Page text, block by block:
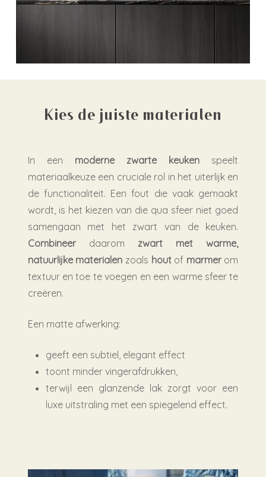
Kies de juiste materialen
In een moderne zwarte keuken speelt
materiaalkeuze een cruciale rol in het uiterlijk en
de functionaliteit. Een fout die vaak gemaakt
wordt, is het kiezen van die qua sfeer niet goed
samengaan met het zwart van de keuken.
Combineer daarom zwart met warme,
natuurlijke materialen zoals houtof marmerom
textuur en toe te voegen en een warme sfeer te
creëren.
Een matte afwerking:
geeft een subtiel, elegant effect
toont minder vingerafdrukken,
terwijl een glanzende lak zorgt voor een
luxe uitstraling met een spiegelend effect.